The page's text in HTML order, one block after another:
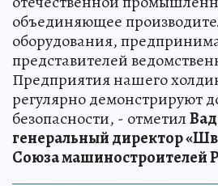
объединяющее
оборудования,
представителей
Предприятия нашего
регулярно демонстрируют
безопасности, - отметил
генеральный директор
Союза машиностроителей